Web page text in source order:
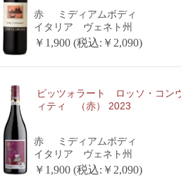
赤
ミディアムボディ
イタリア ヴェネト州
￥1,900 (税込:￥2,090)
ピッツォラート ロッソ・コン
ィティ （赤） 2023
赤
ミディアムボディ
イタリア ヴェネト州
￥1,900 (税込:￥2,090)